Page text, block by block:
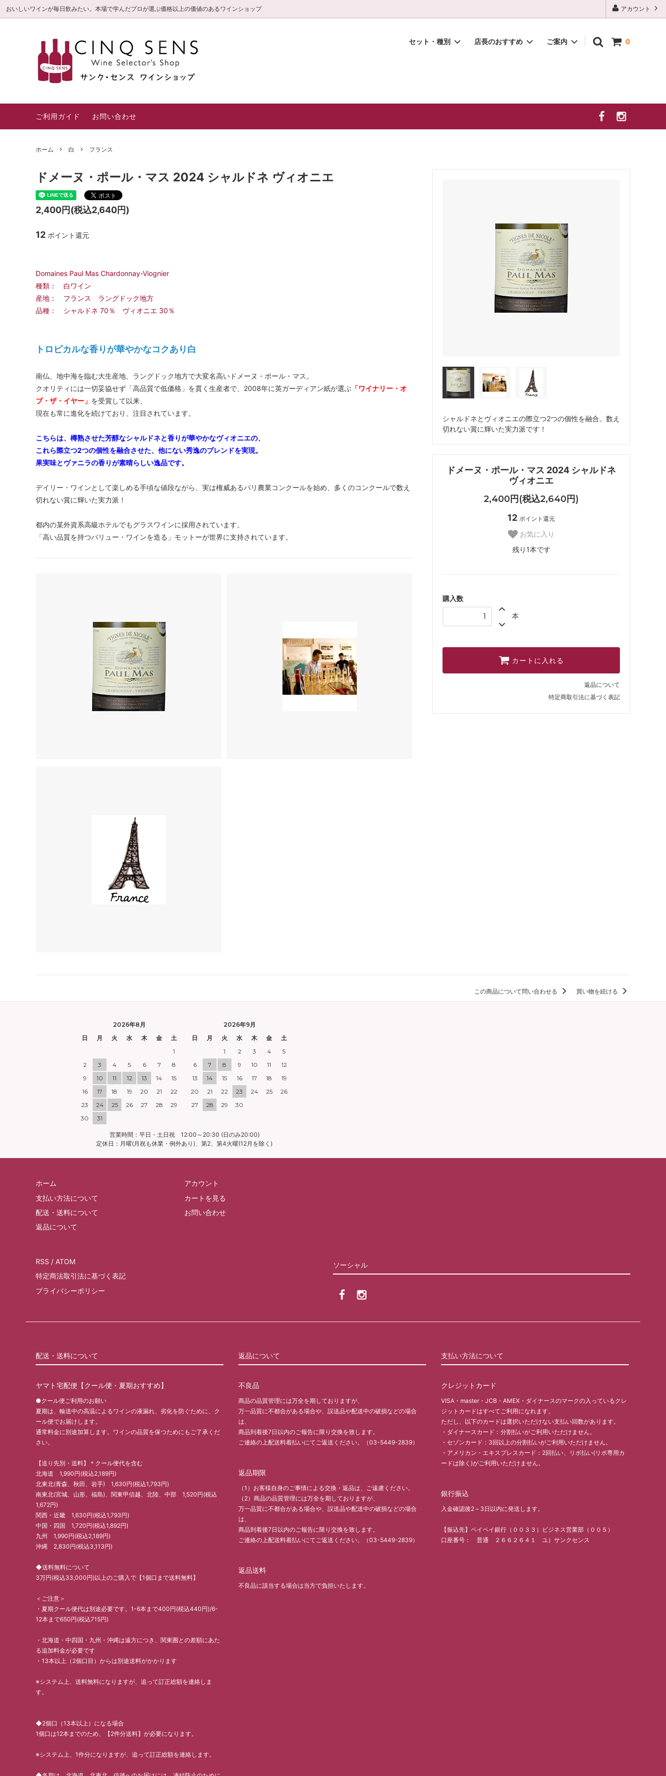
アカウント
おいしいワインが毎日飲みたい。本場で学んだプロが選ぶ価格以上の価値のあるワインショップ
0
セット・種別
サンク・センス限定直輸入ワイン
ギフト箱・紙袋
店長のおすすめ
毎日飲みたいお値打ち
ご案内
信頼の3つのこだわり
ご利用ガイド お問い合わせ
ホーム 白 フランス
シャルドネとヴィオニエの際立つ2つの個性を融合。数え
切れない賞に輝いた実力派です！
ドメーヌ・ポール・マス 2024 シャルドネ
ヴィオニエ
2,400円(税込2,640円)
12 ポイント還元
お気に入り
残り1本です
購入数
本
カートに入れる
返品について
特定商取引法に基づく表記
ドメーヌ・ポール・マス 2024 シャルドネ ヴィオニエ
2,400円(税込2,640円)
12 ポイント還元
Domaines Paul Mas Chardonnay-Viognier
種類： 白ワイン
産地： フランス ラングドック地方
品種： シャルドネ 70％ ヴィオニエ 30％
トロピカルな香りが華やかなコクあり白
南仏、地中海を臨む大生産地、ラングドック地方で大変名高いドメーヌ・ポール・マス。
クオリティには一切妥協せず「高品質で低価格」を貫く生産者で、2008年に英ガーディアン紙が選ぶ 「ワイナリー・オ
ブ・ザ・イヤー」 を受賞して以来、
現在も常に進化を続けており、注目されています。
こちらは、樽熟させた芳醇なシャルドネと香りが華やかなヴィオニエの、
これら際立つ2つの個性を融合させた、他にない秀逸のブレンドを実現。
果実味とヴァニラの香りが素晴らしい逸品です。
デイリー・ワインとして楽しめる手頃な値段ながら、実は権威あるパリ農業コンクールを始め、多くのコンクールで数え
切れない賞に輝いた実力派！
都内の某外資系高級ホテルでもグラスワインに採用されています。
「高い品質を持つバリュー・ワインを造る」モットーが世界に支持されています。
この商品について問い合わせる 買い物を続ける
2026年8月
日
月 火 水 木 金
土
1
2
3 4 5 6 7
8
9
10 11 12 13 14
15
16
17 18 19 20 21
22
23
24 25 26 27 28
29
30
31
2026年9月
日
月 火 水 木 金
土
1
2 3 4
5
6
7 8 9 10 11
12
13
14 15 16 17 18
19
20
21 22 23 24 25
26
27
28 29 30
営業時間：平日・土日祝 12:00～20:30 (日のみ20:00)
定休日：月曜(月祝も休業・例外あり)、第2、第4火曜(12月を除く)
ホーム
支払い方法について
配送・送料について
返品について
アカウント
カートを見る
お問い合わせ
ソーシャル
RSS / ATOM
特定商法取引法に基づく表記
プライバシーポリシー
配送・送料について
ヤマト宅配便【クール便・夏期おすすめ】
●クール便ご利用のお願い
夏期は、輸送中の高温によるワインの液漏れ、劣化を防ぐために、ク
ール便でお届けします。
通常料金に別途加算します。ワインの品質を保つためにもご了承くだ
さい。
【送り先別・送料】＊クール便代を含む
北海道 1,990円(税込2,189円)
北東北(青森、秋田、岩手) 1,630円(税込1,793円)
南東北(宮城、山形、福島)、関東甲信越、北陸、中部 1,520円(税込
1,672円)
関西・近畿 1,630円(税込1,793円)
中国・四国 1,720円(税込1,892円)
九州 1,990円(税込2,189円)
沖縄 2,830円(税込3,113円)
◆送料無料について
3万円(税込33,000円)以上のご購入で【1個口まで送料無料】
＜ご注意＞
・夏期クール便代は別途必要です。1-6本まで400円(税込440円)/6-
12本まで650円(税込715円)
・北海道・中四国・九州・沖縄は遠方につき、関東圏との差額にあた
る追加料金が必要です
・13本以上（2個口目）からは別途送料がかかります
※システム上、送料無料になりますが、追って訂正総額を連絡しま
す。
◆2個口（13本以上）になる場合
1個口は12本までのため、【2件分送料】が必要になります。
※システム上、1件分になりますが、追って訂正総額を連絡します。
返品について
不良品
商品の品質管理には万全を期しておりますが、
万一品質に不都合がある場合や、誤送品や配送中の破損などの場合
は、
商品到着後7日以内のご報告に限り交換を致します。
ご連絡の上配送料着払いにてご返送ください。（03-5449-2839）
返品期限
（1）お客様自身のご事情による交換・返品は、ご遠慮ください。
（2）商品の品質管理には万全を期しておりますが、
万一品質に不都合がある場合や、誤送品や配送中の破損などの場合
は、
商品到着後7日以内のご報告に限り交換を致します。
ご連絡の上配送料着払いにてご返送ください。（03-5449-2839）
返品送料
不良品に該当する場合は当方で負担いたします。
支払い方法について
クレジットカード
VISA・master・JCB・AMEX・ダイナースのマークの入っているクレ
ジットカードはすべてご利用になれます。
ただし、以下のカードは選択いただけない支払い回数があります。
・ダイナースカード：分割払いがご利用いただけません。
・セゾンカード：3回以上の分割払いがご利用いただけません。
・アメリカン・エキスプレスカード：2回払い、リボ払い(リボ専用カ
ードは除く)がご利用いただけません。
銀行振込
入金確認後2～3日以内に発送します。
【振込先】ペイペイ銀行（００３３）ビジネス営業部（００５）
口座番号： 普通 ２６６２６４１ ユ）サンクセンス